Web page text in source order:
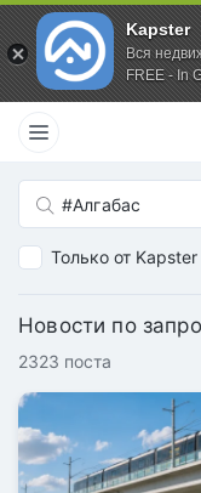
Kapster
Вся
FREE - In
Только от Kapster
Новости по
2323 поста